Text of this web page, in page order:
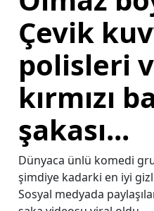
Çevik
polisleri
kırmızı
şakası...
Dünyaca ünlü komedi
şimdiye kadarki en iyi
Sosyal medyada